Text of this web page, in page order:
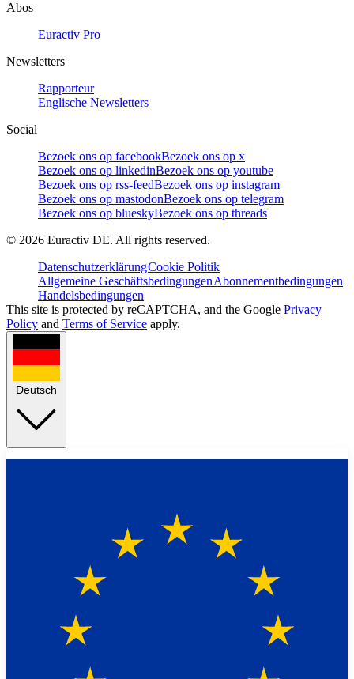
Abos
Euractiv Pro
Newsletters
Rapporteur
Englische Newsletters
Social
Bezoek ons op facebookBezoek ons op x
Bezoek ons op linkedinBezoek ons op youtube
Bezoek ons op rss-feedBezoek ons op instagram
Bezoek ons op mastodonBezoek ons op telegram
Bezoek ons op blueskyBezoek ons op threads
© 2026 Euractiv DE. All rights reserved.
DatenschutzerklärungCookie Politik
Allgemeine GeschäftsbedingungenAbonnementbedingungen
Handelsbedingungen
This site is protected by reCAPTCHA, and the Google Privacy
Policy and Terms of Service apply.
Deutsch